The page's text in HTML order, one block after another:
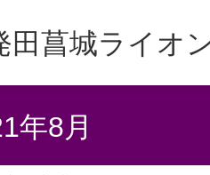
田菖城ライオ
年8月